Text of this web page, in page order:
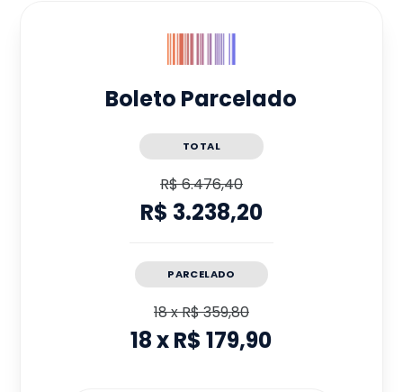
Boleto Parcelado
TOTAL
R$ 6.476,40
R$ 3.238,20
PARCELADO
18xR$ 359,80
18xR$ 179,90